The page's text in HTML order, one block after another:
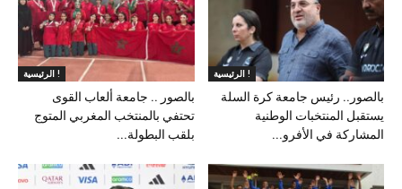
الرئيسية !
بالصور .. جامعة ألعاب القوى
تحتفي بالمنتخب المغربي المتوج
بلقب البطولة...
الرئيسية !
بالصور.. رئيس جامعة كرة السلة
يستقبل المنتخبات الوطنية
المشاركة في الأفرو...